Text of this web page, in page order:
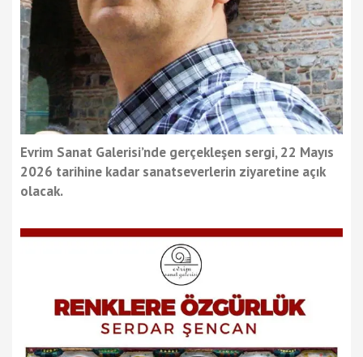
Evrim Sanat Galerisi’nde gerçekleşen sergi, 22 Mayıs
2026 tarihine kadar sanatseverlerin ziyaretine açık
olacak.